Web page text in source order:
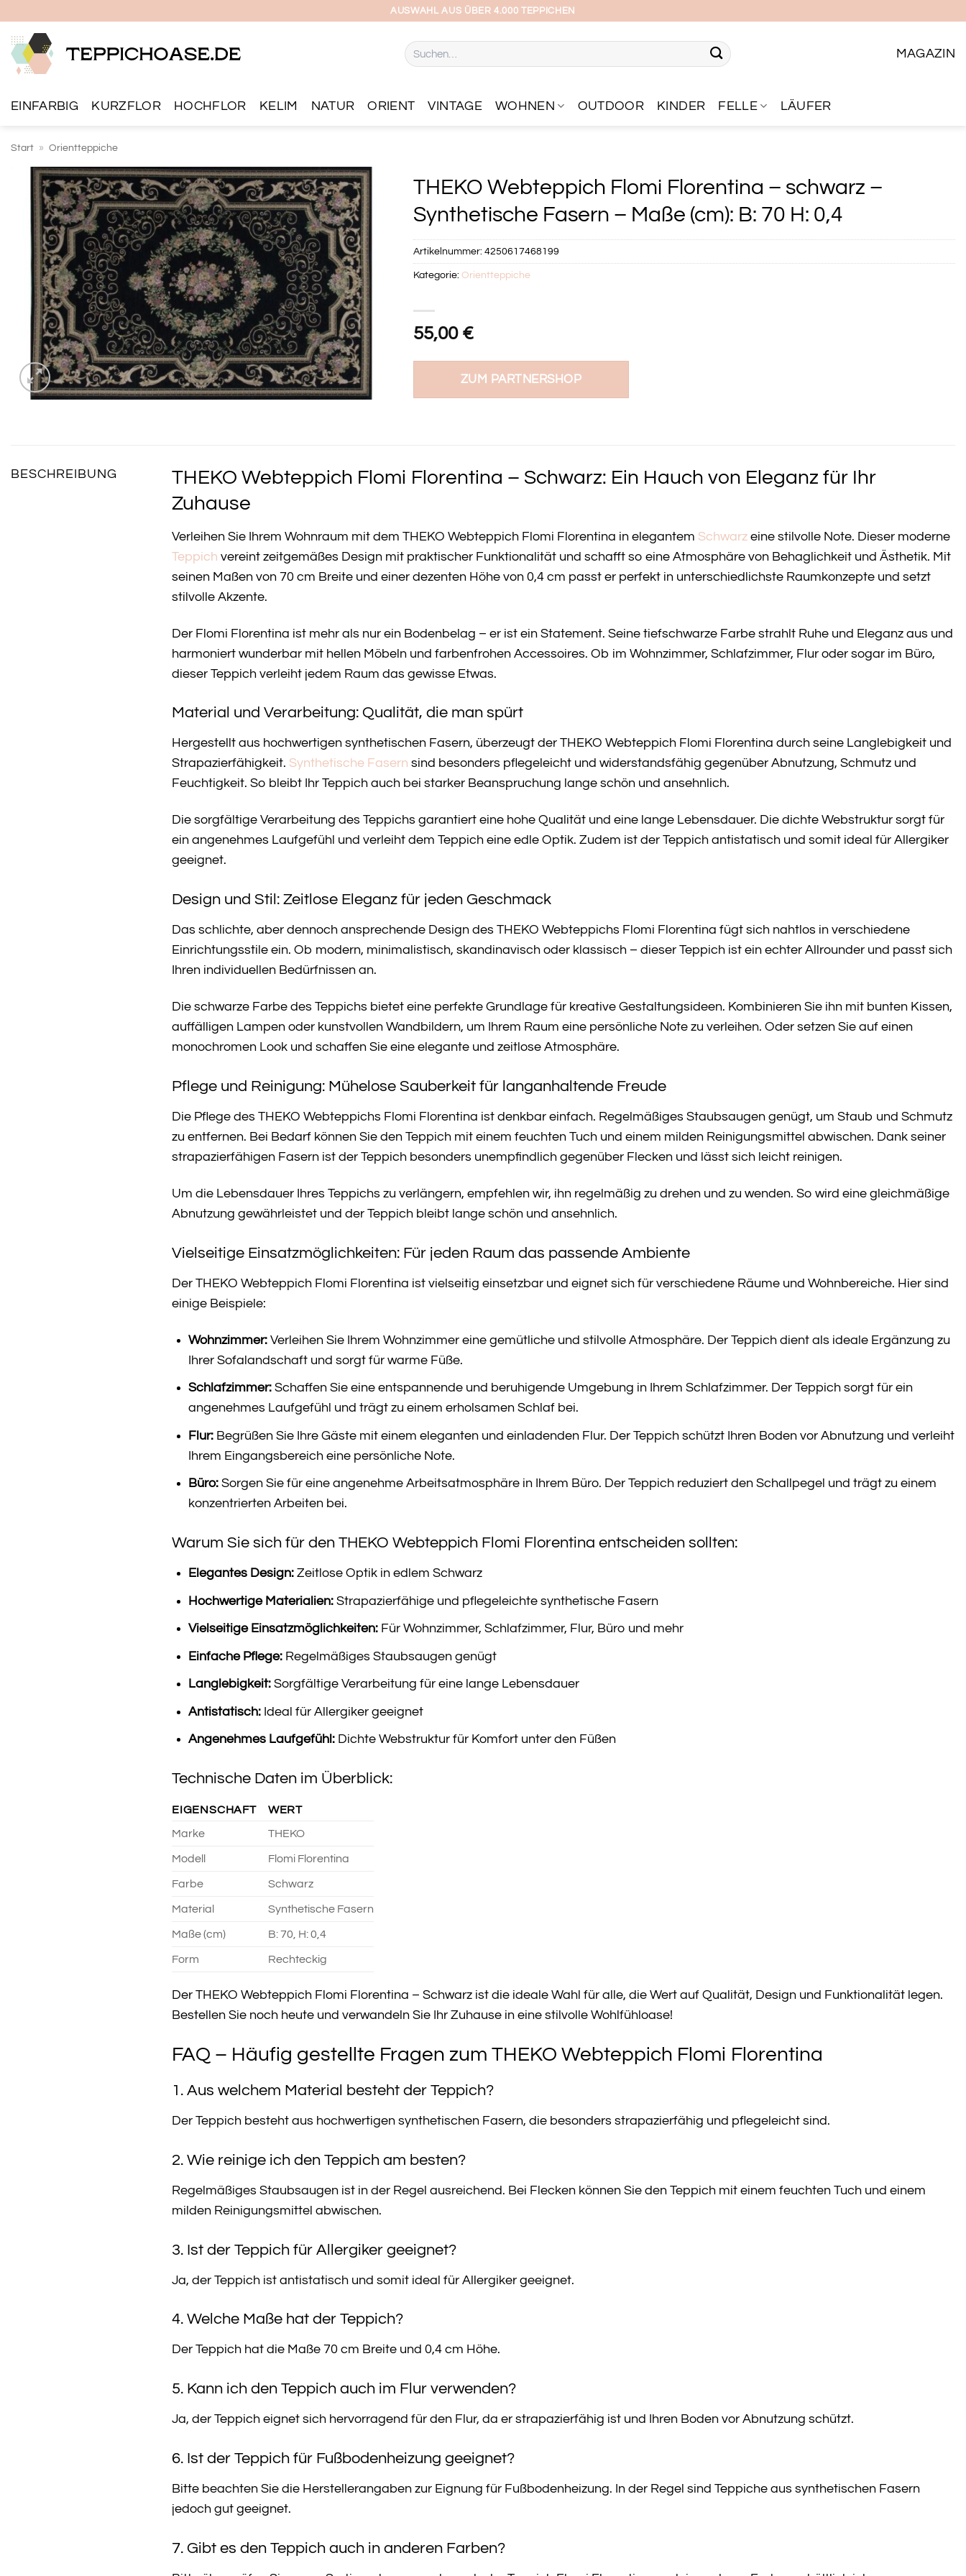
springen
AUSWAHL AUS ÜBER 4.000 TEPPICHEN
Suchen
nach:
MAGAZIN
EINFARBIG KURZFLOR HOCHFLOR KELIM NATUR ORIENT VINTAGE WOHNEN OUTDOOR KINDER FELLE LÄUFER
Start » Orientteppiche
THEKO Webteppich Flomi Florentina – schwarz –
Synthetische Fasern – Maße (cm): B: 70 H: 0,4
55,00 €
ZUM PARTNERSHOP
Artikelnummer: 4250617468199
Kategorie: Orientteppiche
BESCHREIBUNG
THEKO Webteppich Flomi Florentina – Schwarz: Ein Hauch von Eleganz für Ihr
Zuhause
Verleihen Sie Ihrem Wohnraum mit dem THEKO Webteppich Flomi Florentina in elegantem Schwarz eine stilvolle Note. Dieser moderne
Teppich vereint zeitgemäßes Design mit praktischer Funktionalität und schafft so eine Atmosphäre von Behaglichkeit und Ästhetik. Mit
seinen Maßen von 70 cm Breite und einer dezenten Höhe von 0,4 cm passt er perfekt in unterschiedlichste Raumkonzepte und setzt
stilvolle Akzente.
Der Flomi Florentina ist mehr als nur ein Bodenbelag – er ist ein Statement. Seine tiefschwarze Farbe strahlt Ruhe und Eleganz aus und
harmoniert wunderbar mit hellen Möbeln und farbenfrohen Accessoires. Ob im Wohnzimmer, Schlafzimmer, Flur oder sogar im Büro,
dieser Teppich verleiht jedem Raum das gewisse Etwas.
Material und Verarbeitung: Qualität, die man spürt
Hergestellt aus hochwertigen synthetischen Fasern, überzeugt der THEKO Webteppich Flomi Florentina durch seine Langlebigkeit und
Strapazierfähigkeit. Synthetische Fasern sind besonders pflegeleicht und widerstandsfähig gegenüber Abnutzung, Schmutz und
Feuchtigkeit. So bleibt Ihr Teppich auch bei starker Beanspruchung lange schön und ansehnlich.
Die sorgfältige Verarbeitung des Teppichs garantiert eine hohe Qualität und eine lange Lebensdauer. Die dichte Webstruktur sorgt für
ein angenehmes Laufgefühl und verleiht dem Teppich eine edle Optik. Zudem ist der Teppich antistatisch und somit ideal für Allergiker
geeignet.
Design und Stil: Zeitlose Eleganz für jeden Geschmack
Das schlichte, aber dennoch ansprechende Design des THEKO Webteppichs Flomi Florentina fügt sich nahtlos in verschiedene
Einrichtungsstile ein. Ob modern, minimalistisch, skandinavisch oder klassisch – dieser Teppich ist ein echter Allrounder und passt sich
Ihren individuellen Bedürfnissen an.
Die schwarze Farbe des Teppichs bietet eine perfekte Grundlage für kreative Gestaltungsideen. Kombinieren Sie ihn mit bunten Kissen,
auffälligen Lampen oder kunstvollen Wandbildern, um Ihrem Raum eine persönliche Note zu verleihen. Oder setzen Sie auf einen
monochromen Look und schaffen Sie eine elegante und zeitlose Atmosphäre.
Pflege und Reinigung: Mühelose Sauberkeit für langanhaltende Freude
Die Pflege des THEKO Webteppichs Flomi Florentina ist denkbar einfach. Regelmäßiges Staubsaugen genügt, um Staub und Schmutz
zu entfernen. Bei Bedarf können Sie den Teppich mit einem feuchten Tuch und einem milden Reinigungsmittel abwischen. Dank seiner
strapazierfähigen Fasern ist der Teppich besonders unempfindlich gegenüber Flecken und lässt sich leicht reinigen.
Um die Lebensdauer Ihres Teppichs zu verlängern, empfehlen wir, ihn regelmäßig zu drehen und zu wenden. So wird eine gleichmäßige
Abnutzung gewährleistet und der Teppich bleibt lange schön und ansehnlich.
Vielseitige Einsatzmöglichkeiten: Für jeden Raum das passende Ambiente
Der THEKO Webteppich Flomi Florentina ist vielseitig einsetzbar und eignet sich für verschiedene Räume und Wohnbereiche. Hier sind
einige Beispiele:
Wohnzimmer:Verleihen Sie Ihrem Wohnzimmer eine gemütliche und stilvolle Atmosphäre. Der Teppich dient als ideale Ergänzung zu
Ihrer Sofalandschaft und sorgt für warme Füße.
Schlafzimmer:Schaffen Sie eine entspannende und beruhigende Umgebung in Ihrem Schlafzimmer. Der Teppich sorgt für ein
angenehmes Laufgefühl und trägt zu einem erholsamen Schlaf bei.
Flur:Begrüßen Sie Ihre Gäste mit einem eleganten und einladenden Flur. Der Teppich schützt Ihren Boden vor Abnutzung und verleiht
Ihrem Eingangsbereich eine persönliche Note.
Büro:Sorgen Sie für eine angenehme Arbeitsatmosphäre in Ihrem Büro. Der Teppich reduziert den Schallpegel und trägt zu einem
konzentrierten Arbeiten bei.
Warum Sie sich für den THEKO Webteppich Flomi Florentina entscheiden sollten:
Elegantes Design:Zeitlose Optik in edlem Schwarz
Hochwertige Materialien:Strapazierfähige und pflegeleichte synthetische Fasern
Vielseitige Einsatzmöglichkeiten:Für Wohnzimmer, Schlafzimmer, Flur, Büro und mehr
Einfache Pflege:Regelmäßiges Staubsaugen genügt
Langlebigkeit:Sorgfältige Verarbeitung für eine lange Lebensdauer
Antistatisch:Ideal für Allergiker geeignet
Angenehmes Laufgefühl:Dichte Webstruktur für Komfort unter den Füßen
Technische Daten im Überblick:
EIGENSCHAFT WERT
Marke THEKO
Modell Flomi Florentina
Farbe Schwarz
Material Synthetische Fasern
Maße (cm) B: 70, H: 0,4
Form Rechteckig
Der THEKO Webteppich Flomi Florentina – Schwarz ist die ideale Wahl für alle, die Wert auf Qualität, Design und Funktionalität legen.
Bestellen Sie noch heute und verwandeln Sie Ihr Zuhause in eine stilvolle Wohlfühloase!
FAQ – Häufig gestellte Fragen zum THEKO Webteppich Flomi Florentina
1. Aus welchem Material besteht der Teppich?
Der Teppich besteht aus hochwertigen synthetischen Fasern, die besonders strapazierfähig und pflegeleicht sind.
2. Wie reinige ich den Teppich am besten?
Regelmäßiges Staubsaugen ist in der Regel ausreichend. Bei Flecken können Sie den Teppich mit einem feuchten Tuch und einem
milden Reinigungsmittel abwischen.
3. Ist der Teppich für Allergiker geeignet?
Ja, der Teppich ist antistatisch und somit ideal für Allergiker geeignet.
4. Welche Maße hat der Teppich?
Der Teppich hat die Maße 70 cm Breite und 0,4 cm Höhe.
5. Kann ich den Teppich auch im Flur verwenden?
Ja, der Teppich eignet sich hervorragend für den Flur, da er strapazierfähig ist und Ihren Boden vor Abnutzung schützt.
6. Ist der Teppich für Fußbodenheizung geeignet?
Bitte beachten Sie die Herstellerangaben zur Eignung für Fußbodenheizung. In der Regel sind Teppiche aus synthetischen Fasern
jedoch gut geeignet.
7. Gibt es den Teppich auch in anderen Farben?